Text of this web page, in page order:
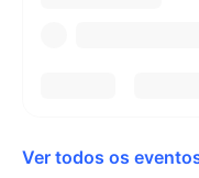
Ver todos os